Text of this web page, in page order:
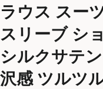
ラウス スー
スリーブ シ
シルクサテ
沢感 ツルツ